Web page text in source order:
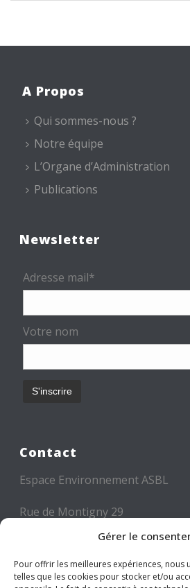
Gérer le
Pour offrir les meilleures expériences, nous
telles que les cookies pour stocker et/ou
A Propos
Qui sommes-nous ?
Notre équipe
L’Organe d’Administration
Publications
Newsletter
Adresse mail*
Votre nom
Contact
Espace Environnement ASBL
Rue de Montigny 29
6000 CHARLEROI
Tél: +32 71 300 300
Mail: info@espace-